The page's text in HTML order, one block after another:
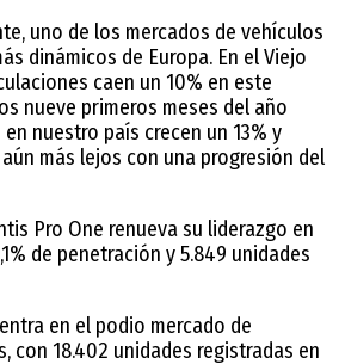
uno de los mercados de vehículos
dinámicos de Europa. En el Viejo
caen un 10% en este
nueve primeros meses del año
nuestro país crecen un 13% y
más lejos con una progresión del
Pro One renueva su liderazgo en
de penetración y 5.849 unidades
en el podio mercado de
con 18.402 unidades registradas en